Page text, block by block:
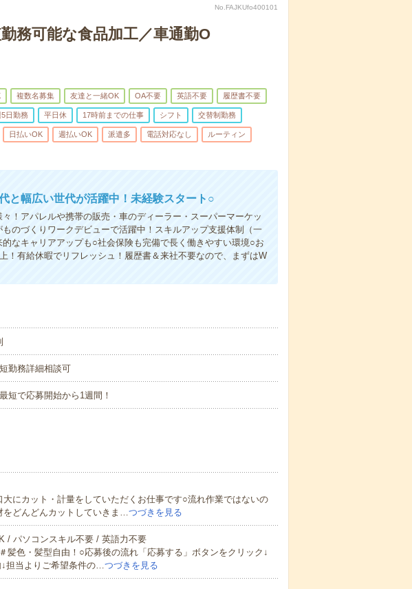
No.FAJKUfo400101
務可能な食品加工／車通勤O
複数名募集 友達と一緒OK OA不要 英語不要 履歴書不要
5日勤務 平日休 17時前までの仕事 シフト 交替制勤務
日払いOK 週払いOK 派遣多 電話対応なし ルーティン
と幅広い世代が活躍中！未経験スタート○
！アパレルや携帯の販売・車のディーラー・スーパーマーケッ
のづくりワークデビューで活躍中！スキルアップ支援体制（一
なキャリアアップも○社会保険も完備で長く働きやすい環境○お
！有給休暇でリフレッシュ！履歴書＆来社不要なので、まずはW
勤務詳細相談可
で応募開始から1週間！
にカット・計量をしていただくお仕事です○流れ作業ではないの
をどんどんカットしていきま…つづきを見る
/ パソコンスキル不要 / 英語力不要
髪色・髪型自由！○応募後の流れ「応募する」ボタンをクリック↓
↓担当よりご希望条件の…つづきを見る